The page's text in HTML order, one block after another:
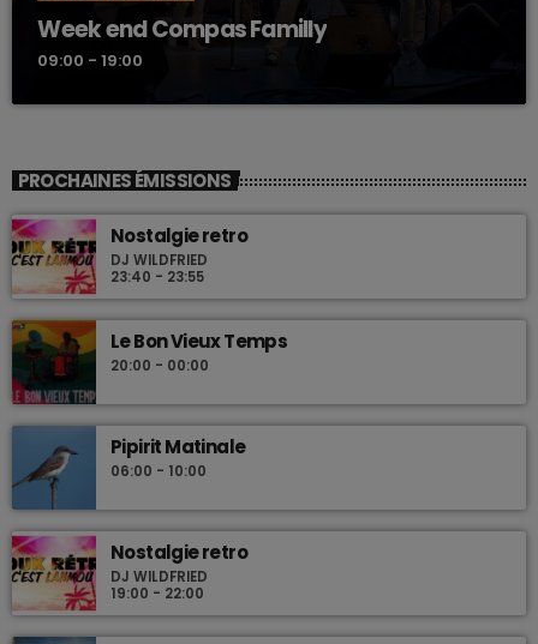
Week end Compas Familly
09:00 - 19:00
PROCHAINES ÉMISSIONS
Nostalgie retro
DJ WILDFRIED
23:40 - 23:55
Le Bon Vieux Temps
20:00 - 00:00
Pipirit Matinale
06:00 - 10:00
Nostalgie retro
DJ WILDFRIED
19:00 - 22:00